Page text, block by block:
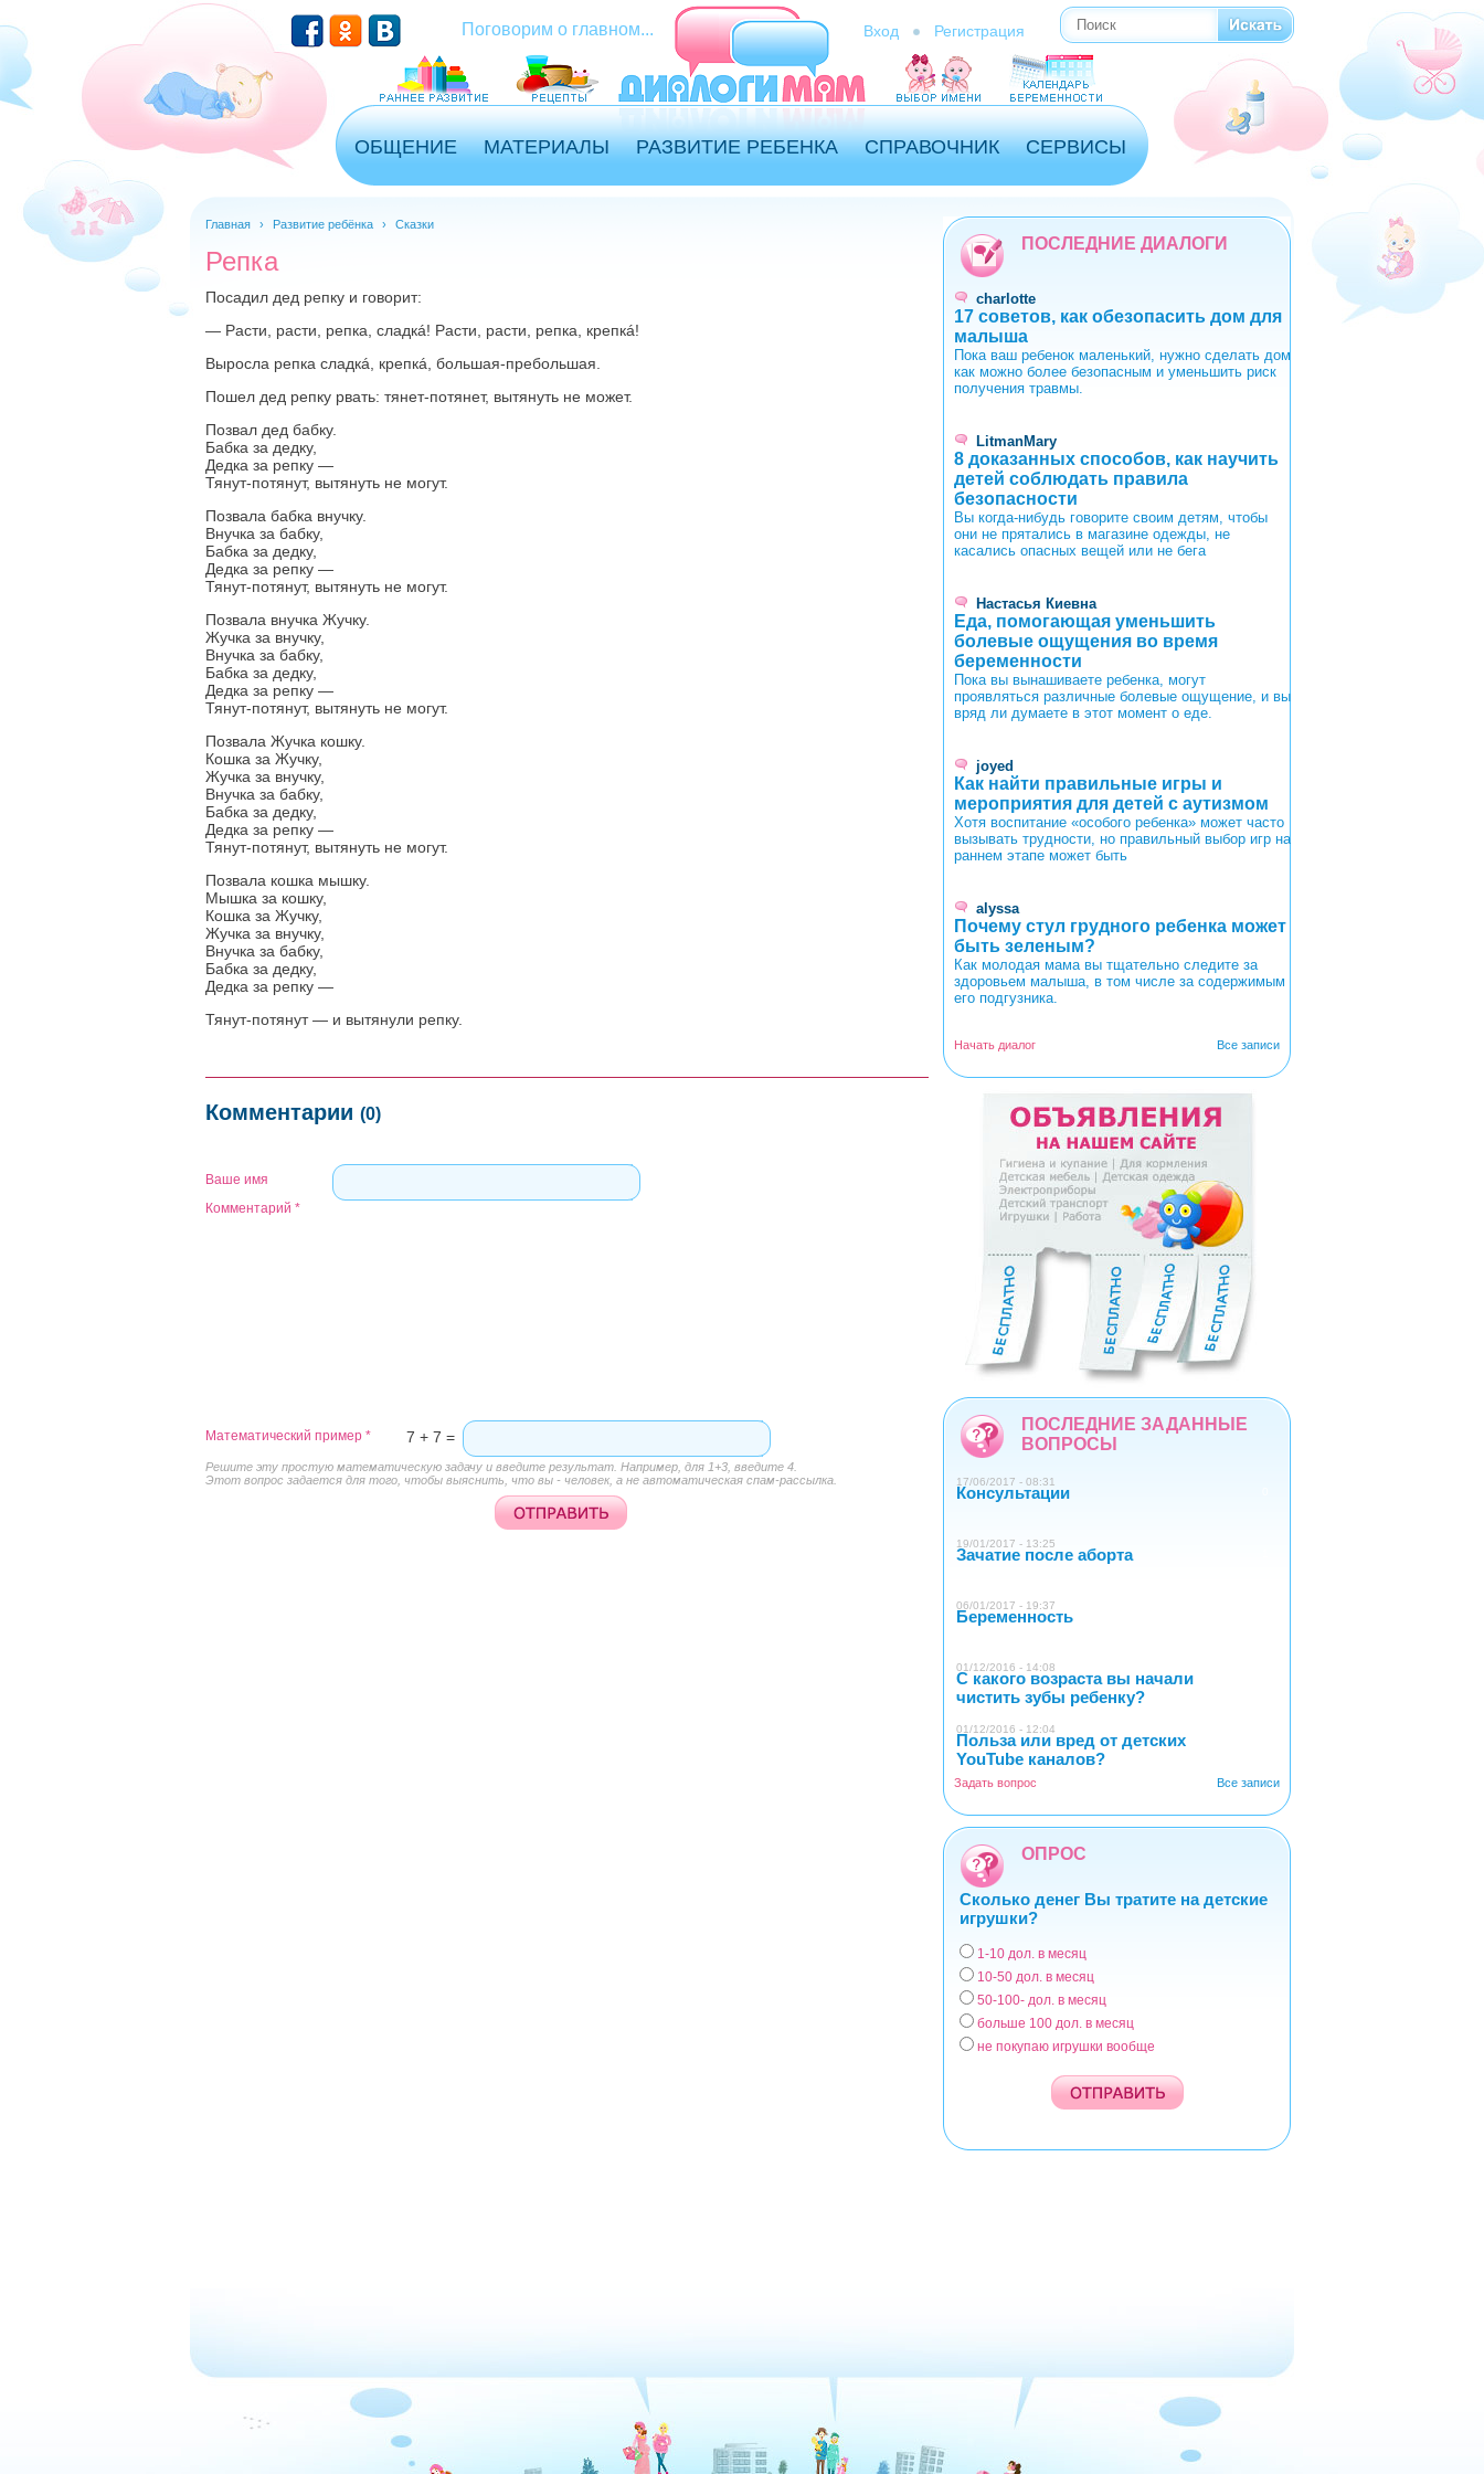
Перейти к основному содержанию
Поговорим о главном... Вход Регистрация Форма поиска
Поиск
ОБЩЕНИЕ МАТЕРИАЛЫ РАЗВИТИЕ РЕБЕНКА СПРАВОЧНИК СЕРВИСЫ
Главная › Развитие ребёнка › Сказки
Репка
Посадил дед репку и говорит:
— Расти, расти, репка, сладкá! Расти, расти, репка, крепкá!
Выросла репка сладкá, крепкá, большая-пребольшая.
Пошел дед репку рвать: тянет-потянет, вытянуть не может.
Позвал дед бабку.
Бабка за дедку,
Дедка за репку —
Тянут-потянут, вытянуть не могут.
Позвала бабка внучку.
Внучка за бабку,
Бабка за дедку,
Дедка за репку —
Тянут-потянут, вытянуть не могут.
Позвала внучка Жучку.
Жучка за внучку,
Внучка за бабку,
Бабка за дедку,
Дедка за репку —
Тянут-потянут, вытянуть не могут.
Позвала Жучка кошку.
Кошка за Жучку,
Жучка за внучку,
Внучка за бабку,
Бабка за дедку,
Дедка за репку —
Тянут-потянут, вытянуть не могут.
Позвала кошка мышку.
Мышка за кошку,
Кошка за Жучку,
Жучка за внучку,
Внучка за бабку,
Бабка за дедку,
Дедка за репку —
Тянут-потянут — и вытянули репку.
Комментарии (0)
Ваше имя
Комментарий *
Этот вопрос задается для того, чтобы выяснить, что вы - человек, а не автоматическая спам-рассылка.
Математический пример * 7 + 7 =
Решите эту простую математическую задачу и введите результат. Например, для 1+3, введите 4.
ПОСЛЕДНИЕ ДИАЛОГИ
charlotte
17 советов, как обезопасить дом для
малыша
Пока ваш ребенок маленький, нужно сделать дом
как можно более безопасным и уменьшить риск
получения травмы.
LitmanMary
8 доказанных способов, как научить
детей соблюдать правила
безопасности
Вы когда-нибудь говорите своим детям, чтобы
они не прятались в магазине одежды, не
касались опасных вещей или не бега
Настасья Киевна
Еда, помогающая уменьшить
болевые ощущения во время
беременности
Пока вы вынашиваете ребенка, могут
проявляться различные болевые ощущение, и вы
вряд ли думаете в этот момент о еде.
joyed
Как найти правильные игры и
мероприятия для детей с аутизмом
Хотя воспитание «особого ребенка» может часто
вызывать трудности, но правильный выбор игр на
раннем этапе может быть
alyssa
Почему стул грудного ребенка может
быть зеленым?
Как молодая мама вы тщательно следите за
здоровьем малыша, в том числе за содержимым
его подгузника.
Все записи
Начать диалог
0123456789
ПОСЛЕДНИЕ ЗАДАННЫЕ
ВОПРОСЫ
17/06/2017 - 08:31
Консультации
19/01/2017 - 13:25
Зачатие после аборта
06/01/2017 - 19:37
Беременность
01/12/2016 - 14:08
С какого возраста вы начали
чистить зубы ребенку?
01/12/2016 - 12:04
Польза или вред от детских
YouTube каналов?
Все записи
Задать вопрос
ОПРОС
Сколько денег Вы тратите на детские
игрушки?
Варианты
1-10 дол. в месяц
10-50 дол. в месяц
50-100- дол. в месяц
больше 100 дол. в месяц
не покупаю игрушки вообще